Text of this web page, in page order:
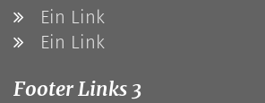
Ein Link
Ein Link
Footer Links 3